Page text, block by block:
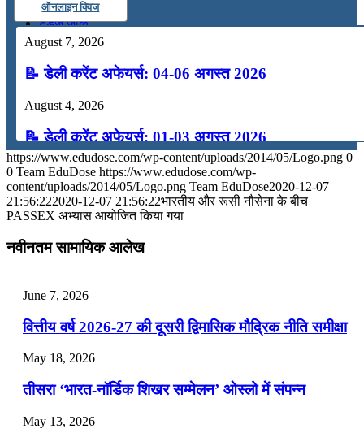
टुडेज जीके
Menu Menu
ऑनलाइन क्विज
August 7, 2026
📝 डेली करेंट अफेयर्स: 04-06 अगस्त 2026
August 4, 2026
📝 डेली करेंट अफेयर्स: 01-03 अगस्त 2026
July 31, 2026
📝 डेली करेंट अफेयर्स: 28-31 जुलाई 2026
July 25, 2026
📝 डेली करेंट अफेयर्स: 22-24 जुलाई 2026
July 22, 2026
📝 डेली करेंट अफेयर्स: 19-21 जुलाई 2026
July 19, 2026
https://www.edudose.com/wp-content/uploads/2014/05/Logo.png 0
0 Team EduDose https://www.edudose.com/wp-
content/uploads/2014/05/Logo.png Team EduDose2020-12-07
21:56:222020-12-07 21:56:22भारतीय और रूसी नौसेना के बीच
PASSEX अभ्यास आयोजित किया गया
नवीनतम सामायिक आलेख
June 7, 2026
वित्तीय वर्ष 2026-27 की दूसरी द्विमासिक मौद्रिक नीति समीक्षा
May 18, 2026
तीसरा ‘भारत-नॉर्डिक शिखर सम्मेलन’ ओस्लो में संपन्न
May 13, 2026